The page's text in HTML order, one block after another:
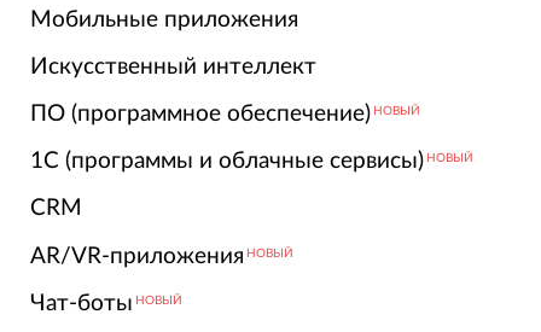
Мобильные приложения
Искусственный интеллект
ПО (программное обеспечение) НОВЫЙ
1С (программы и облачные сервисы) НОВЫЙ
CRM
AR/VR-приложения НОВЫЙ
Чат-боты НОВЫЙ